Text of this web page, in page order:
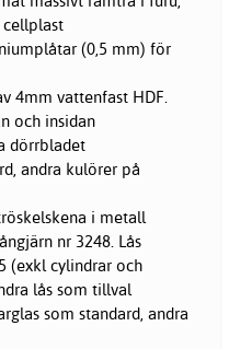
(0,5 mm) för
4mm vattenfast HDF.
och insidan
dörrbladet
andra kulörer på
i metall
nr 3248. Lås
(exkl cylindrar och
lås som tillval
som standard, andra